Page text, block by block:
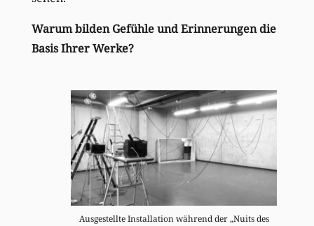
Warum bilden Gefühle und Erinnerungen die
Basis Ihrer Werke?
Ausgestellte Installation während der „Nuits des